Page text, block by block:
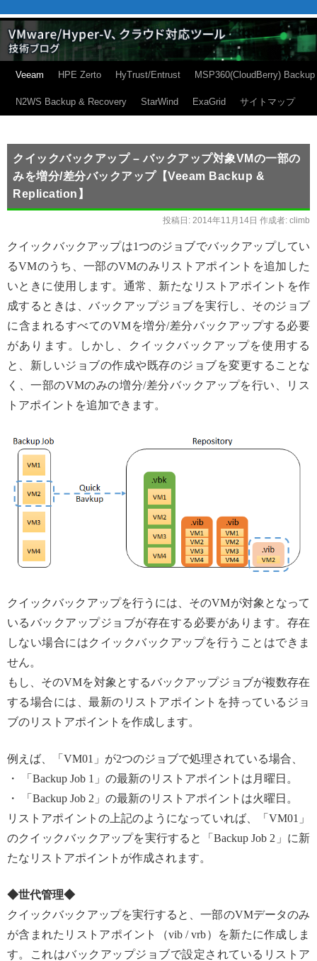
Veeam HPE Zerto HyTrust/Entrust MSP360(CloudBerry) Backup
N2WS Backup & Recovery StarWind ExaGrid サイトマップ
クイックバックアップ – バックアップ対象VMの一部の
みを増分/差分バックアップ【Veeam Backup &
Replication】
投稿日: 2014年11月14日 作成者: climb
クイックバックアップは1つのジョブでバックアップしてい
るVMのうち、一部のVMのみリストアポイントを追加した
いときに使用します。通常、新たなリストアポイントを作
成するときは、バックアップジョブを実行し、そのジョブ
に含まれるすべてのVMを増分/差分バックアップする必要
があります。しかし、クイックバックアップを使用する
と、新しいジョブの作成や既存のジョブを変更することな
く、一部のVMのみの増分/差分バックアップを行い、リス
トアポイントを追加できます。
クイックバックアップを行うには、そのVMが対象となって
いるバックアップジョブが存在する必要があります。存在
しない場合にはクイックバックアップを行うことはできま
せん。
もし、そのVMを対象とするバックアップジョブが複数存在
する場合には、最新のリストアポイントを持っているジョ
ブのリストアポイントを作成します。
例えば、「VM01」が2つのジョブで処理されている場合、
・ 「Backup Job 1」の最新のリストアポイントは月曜日。
・ 「Backup Job 2」の最新のリストアポイントは火曜日。
リストアポイントの上記のようになっていれば、「VM01」
のクイックバックアップを実行すると「Backup Job 2」に新
たなリストアポイントが作成されます。
◆世代管理◆
クイックバックアップを実行すると、一部のVMデータのみ
が含まれたリストアポイント（vib / vrb）を新たに作成しま
す。これはバックアップジョブで設定されているリストア